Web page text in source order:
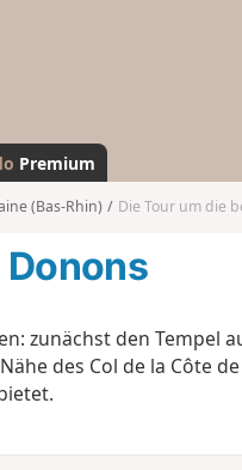
a
n
d
Premium
(Bas-Rhin) Die Tour um die
Donons
zunächst den Tempel
des Col de la Côte